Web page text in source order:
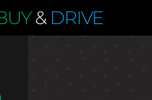
& DRIVE